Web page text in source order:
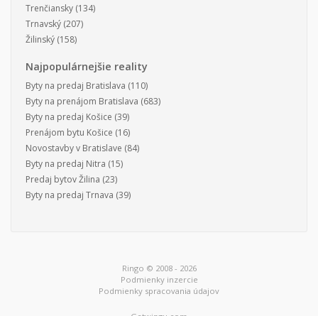
Trenčiansky (134)
Trnavský (207)
Žilinský (158)
Najpopulárnejšie reality
Byty na predaj Bratislava (110)
Byty na prenájom Bratislava (683)
Byty na predaj Košice (39)
Prenájom bytu Košice (16)
Novostavby v Bratislave (84)
Byty na predaj Nitra (15)
Predaj bytov Žilina (23)
Byty na predaj Trnava (39)
Ringo © 2008 - 2026
Podmienky inzercie
Podmienky spracovania údajov